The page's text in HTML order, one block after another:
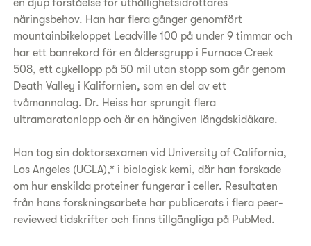
en djup förståelse för uthållighetsidrottares
näringsbehov. Han har flera gånger genomfört
mountainbikeloppet Leadville 100 på under 9 timmar och
har ett banrekord för en åldersgrupp i Furnace Creek
508, ett cykellopp på 50 mil utan stopp som går genom
Death Valley i Kalifornien, som en del av ett
tvåmannalag. Dr. Heiss har sprungit flera
ultramaratonlopp och är en hängiven längdskidåkare.
Han tog sin doktorsexamen vid University of California,
Los Angeles (UCLA),* i biologisk kemi, där han forskade
om hur enskilda proteiner fungerar i celler. Resultaten
från hans forskningsarbete har publicerats i flera peer-
reviewed tidskrifter och finns tillgängliga på PubMed.